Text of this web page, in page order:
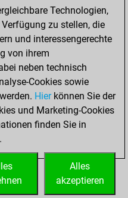
3
0
0
0
Technologien,
zu stellen, die
und interessengerechte
von ihrem
neben technisch
Cookies sowie
Hierkönnen Sie der
und Marketing-Cookies
finden Sie in
.
Alles
akzeptieren